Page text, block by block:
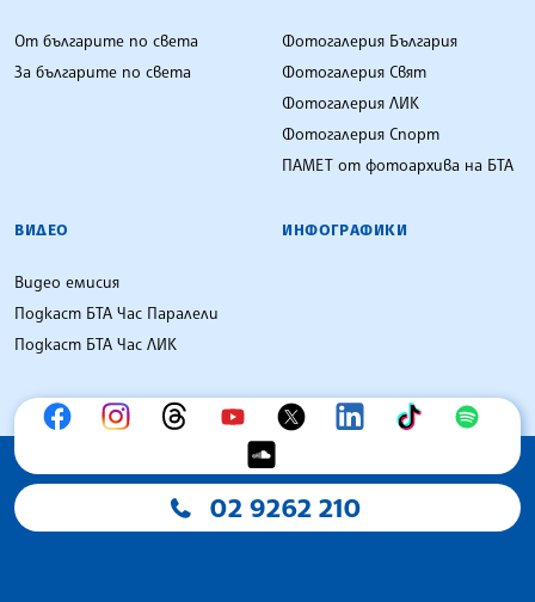
От българите по света
За българите по света
Фотогалерия България
Фотогалерия Свят
Фотогалерия ЛИК
Фотогалерия Спорт
ПАМЕТ от фотоархива на БТА
ВИДЕО
Видео емисия
Подкаст БТА Час Паралели
Подкаст БТА Час ЛИК
ИНФОГРАФИКИ
02 9262 210